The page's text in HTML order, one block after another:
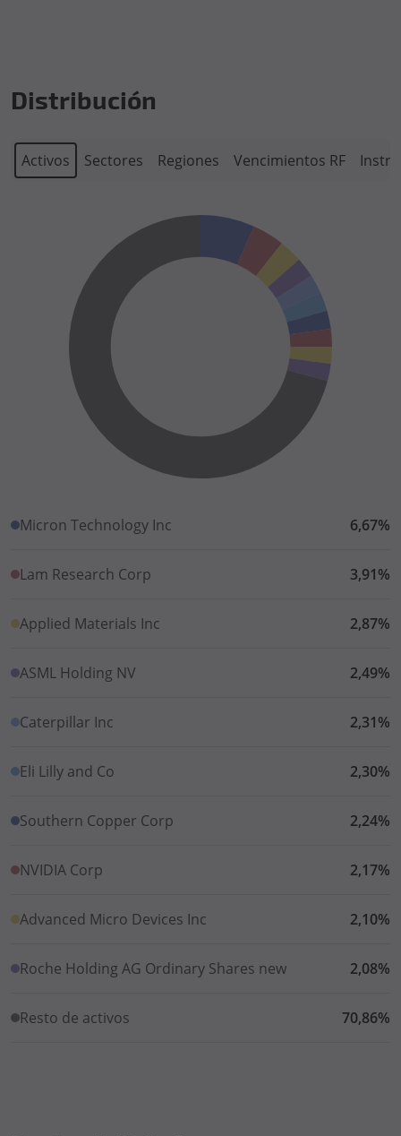
Distribución
Activos Sectores Regiones Vencimientos RF
Micron Technology Inc 6,67%
Lam Research Corp 3,91%
Applied Materials Inc 2,87%
ASML Holding NV 2,49%
Caterpillar Inc 2,31%
Eli Lilly and Co 2,30%
Southern Copper Corp 2,24%
NVIDIA Corp 2,17%
Advanced Micro Devices Inc 2,10%
Roche Holding AG Ordinary Shares new 2,08%
Resto de activos 70,86%